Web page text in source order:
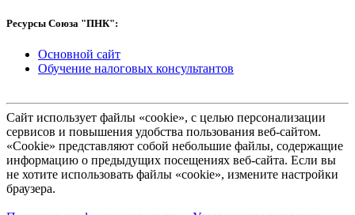
Ресурсы Союза "ПНК":
Основной сайт
Обучение налоговых консультантов
Сайт использует файлы «cookie», с целью персонализации
сервисов и повышения удобства пользования веб-сайтом.
«Cookie» представляют собой небольшие файлы, содержащие
информацию о предыдущих посещениях веб-сайта. Если вы
не хотите использовать файлы «cookie», измените настройки
браузера.